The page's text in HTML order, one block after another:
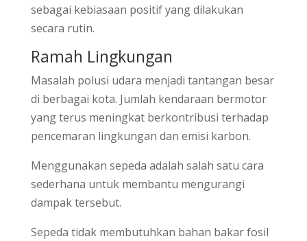
sebagai kebiasaan positif yang dilakukan
secara rutin.
Ramah Lingkungan
Masalah polusi udara menjadi tantangan besar
di berbagai kota. Jumlah kendaraan bermotor
yang terus meningkat berkontribusi terhadap
pencemaran lingkungan dan emisi karbon.
Menggunakan sepeda adalah salah satu cara
sederhana untuk membantu mengurangi
dampak tersebut.
Sepeda tidak membutuhkan bahan bakar fosil